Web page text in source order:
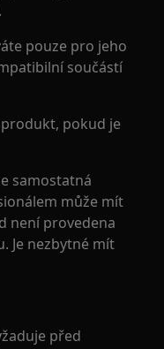
pouze pro jeho
součástí
pokud je
samostatná
může mít
není provedena
Je nezbytné mít
před